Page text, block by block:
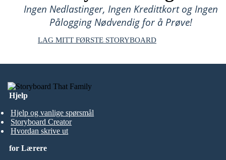
Ingen Nedlastinger, Ingen Kredittkort og Ingen
Pålogging Nødvendig for å Prøve!
LAG MITT FØRSTE STORYBOARD
Hjelp
Hjelp og vanlige spørsmål
Storyboard Creator
Hvordan skrive ut
for Lærere